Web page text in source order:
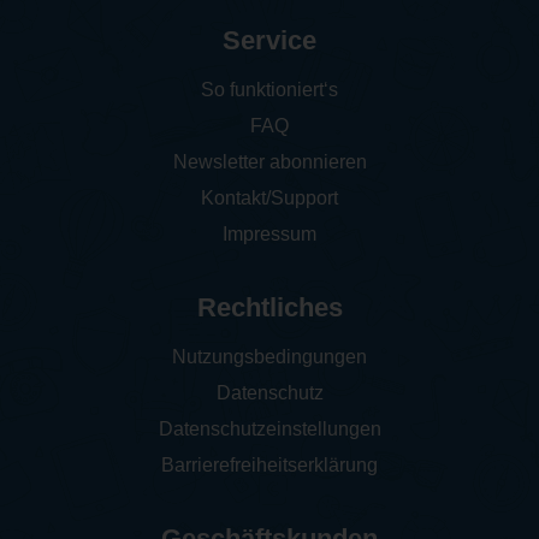
Service
So funktioniert‘s
FAQ
Newsletter abonnieren
Kontakt/Support
Impressum
Rechtliches
Nutzungsbedingungen
Datenschutz
Datenschutzeinstellungen
Barrierefreiheitserklärung